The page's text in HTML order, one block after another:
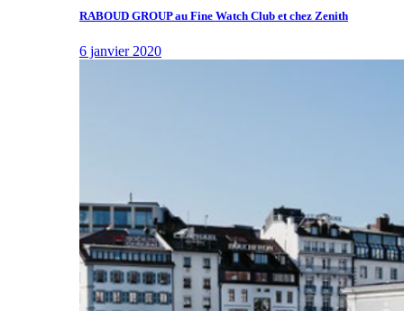
RABOUD GROUP au Fine Watch Club et chez Zenith
6 janvier 2020